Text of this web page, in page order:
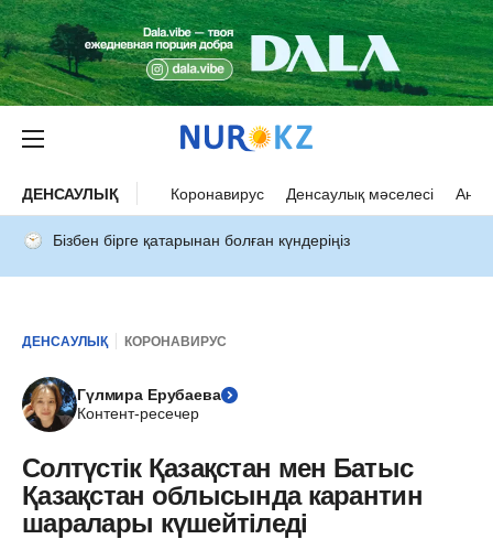
ДЕНСАУЛЫҚ Коронавирус Денсаулық мәселесі Ана
Бізбен бірге қатарынан болған күндеріңіз
ДЕНСАУЛЫҚ КОРОНАВИРУС
Гүлмира Ерубаева
Контент-ресечер
Солтүстік Қазақстан мен Батыс
Қазақстан облысында карантин
шаралары күшейтіледі